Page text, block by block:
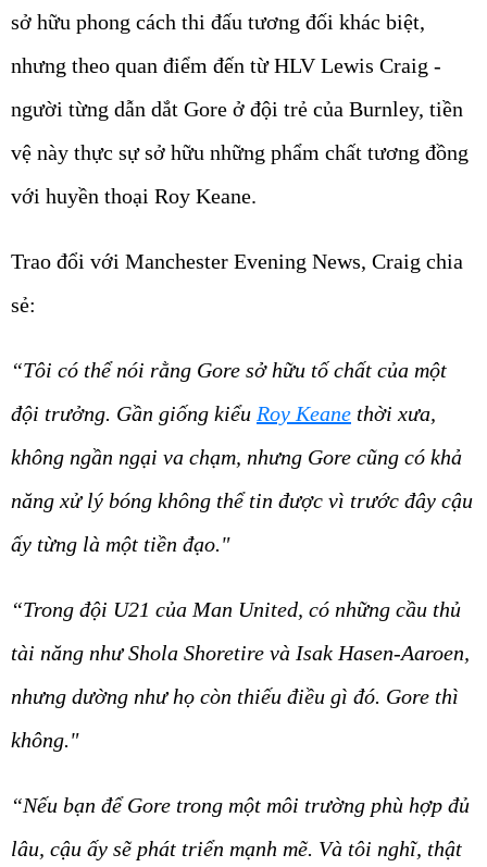
sở hữu phong cách thi đấu tương đối khác biệt,
nhưng theo quan điểm đến từ HLV Lewis Craig -
người từng dẫn dắt Gore ở đội trẻ của Burnley, tiền
vệ này thực sự sở hữu những phẩm chất tương đồng
với huyền thoại Roy Keane.
Trao đổi với Manchester Evening News, Craig chia
sẻ:
“Tôi có thể nói rằng Gore sở hữu tố chất của một
đội trưởng. Gần giống kiểu Roy Keane thời xưa,
không ngần ngại va chạm, nhưng Gore cũng có khả
năng xử lý bóng không thể tin được vì trước đây cậu
ấy từng là một tiền đạo."
“Trong đội U21 của Man United, có những cầu thủ
tài năng như Shola Shoretire và Isak Hasen-Aaroen,
nhưng dường như họ còn thiếu điều gì đó. Gore thì
không."
“Nếu bạn để Gore trong một môi trường phù hợp đủ
lâu, cậu ấy sẽ phát triển mạnh mẽ. Và tôi nghĩ, thật